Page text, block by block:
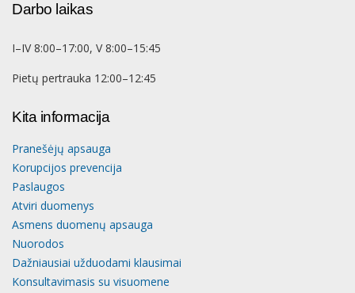
Darbo laikas
I–IV 8:00–17:00, V 8:00–15:45
Pietų pertrauka 12:00–12:45
Kita informacija
Pranešėjų apsauga
Korupcijos prevencija
Paslaugos
Atviri duomenys
Asmens duomenų apsauga
Nuorodos
Dažniausiai užduodami klausimai
Konsultavimasis su visuomene